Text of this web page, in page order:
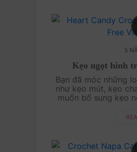
5
Kẹo ngọt hình
Bạn đã móc những
như kẹo mút, kẹo
muốn bổ sung kẹo